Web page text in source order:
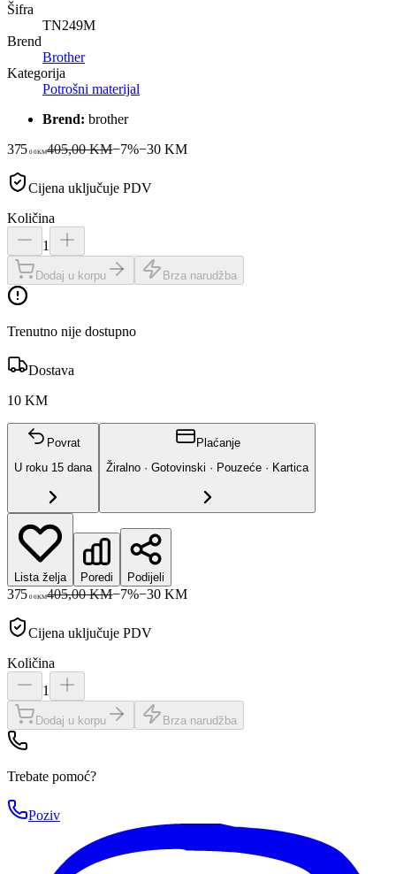
Šifra
TN249M
Brend
Brother
Kategorija
Potrošni materijal
Brend: brother
375 00KM405,00 KM−7%−30 KM
Cijena uključuje PDV
Količina
1
Dodaj u korpu Brza narudžba
Trenutno nije dostupno
Dostava
10 KM
Povrat
U roku 15 dana
Plaćanje
Žiralno · Gotovinski · Pouzeće · Kartica
Lista želja Poredi Podijeli
375 00KM405,00 KM−7%−30 KM
Cijena uključuje PDV
Količina
1
Dodaj u korpu Brza narudžba
Trebate pomoć?
Poziv